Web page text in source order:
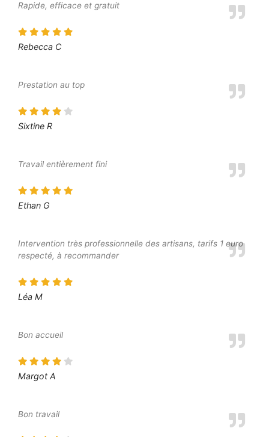
Rapide, efficace et gratuit
Rebecca C
Prestation au top
Sixtine R
Travail entièrement fini
Ethan G
Intervention très professionnelle des artisans, tarifs 1 euro
respecté, à recommander
Léa M
Bon accueil
Margot A
Bon travail